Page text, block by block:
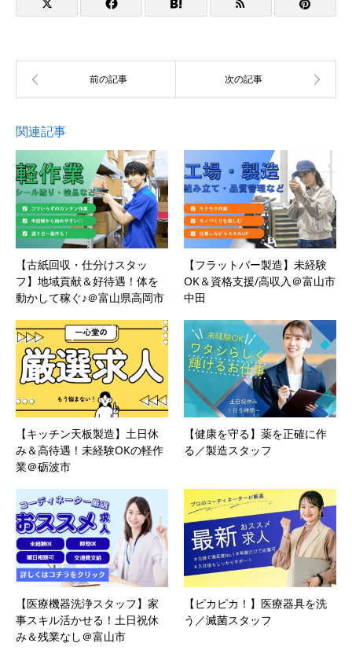
関連記事
【古紙回収・仕分けスタッ
フ】地域貢献＆好待遇！体を
動かして稼ぐ♪＠富山県高岡市
【フラットバー製造】未経験
OK＆資格支援/高収入＠富山市
中田
【キッチン天板製造】土日休
み＆高待遇！未経験OKの軽作
業＠砺波市
【健康を守る】薬を正確に作
る／製造スタッフ
【医療機器洗浄スタッフ】家
事スキル活かせる！土日祝休
み＆残業なし＠富山市
【ピカピカ！】医療器具を洗
う／滅菌スタッフ